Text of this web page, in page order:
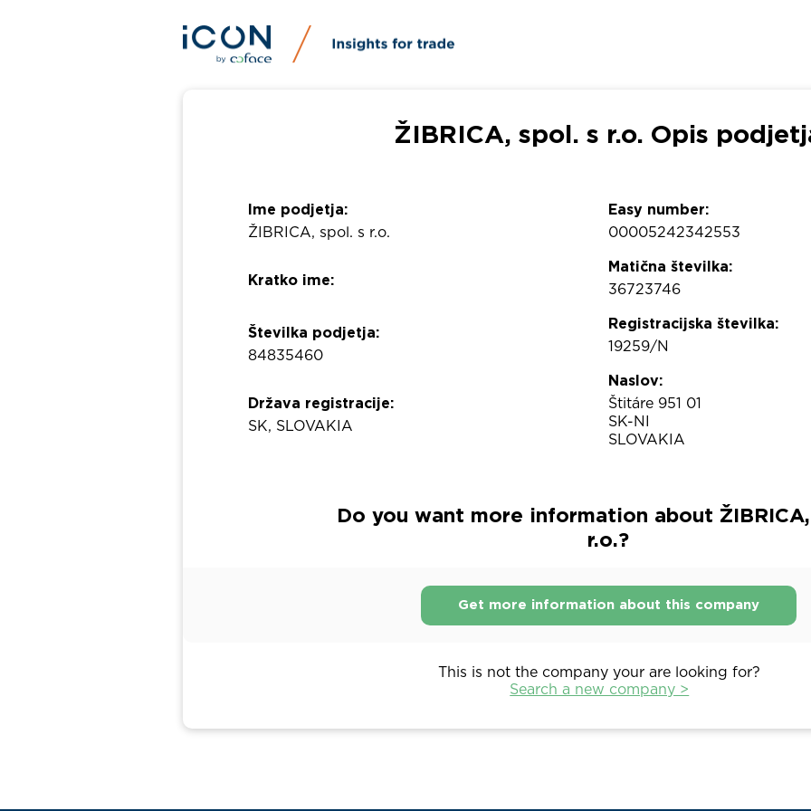
ŽIBRICA, spol. s r.o. Opis
Ime podjetja:
ŽIBRICA, spol. s r.o.
Kratko ime:
Številka podjetja:
84835460
Država registracije:
SK, SLOVAKIA
Easy number:
00005242342553
Matična številka:
36723746
Registracijska številka:
19259/N
Naslov:
Štitáre 951 01
SK-NI
SLOVAKIA
Do you want more information about
r.o.?
Get more information about this company
This is not the company your are looking for?
Search a new company >